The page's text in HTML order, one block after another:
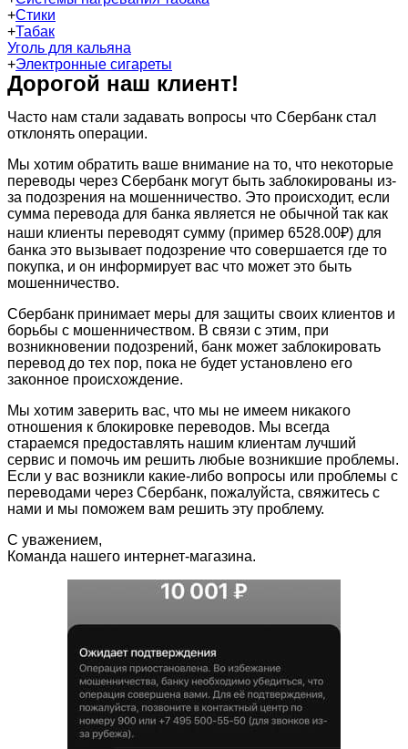
+Стики
+Табак
Уголь для кальяна
+Электронные сигареты
Дорогой наш клиент!
Часто нам стали задавать вопросы что Сбербанк стал
отклонять операции.
Мы хотим обратить ваше внимание на то, что некоторые
переводы через Сбербанк могут быть заблокированы из-
за подозрения на мошенничество. Это происходит, если
сумма перевода для банка является не обычной так как
наши клиенты переводят сумму (пример 6528.00₽) для
банка это вызывает подозрение что совершается где то
покупка, и он информирует вас что может это быть
мошенничество.
Сбербанк принимает меры для защиты своих клиентов и
борьбы с мошенничеством. В связи с этим, при
возникновении подозрений, банк может заблокировать
перевод до тех пор, пока не будет установлено его
законное происхождение.
Мы хотим заверить вас, что мы не имеем никакого
отношения к блокировке переводов. Мы всегда
стараемся предоставлять нашим клиентам лучший
сервис и помочь им решить любые возникшие проблемы.
Если у вас возникли какие-либо вопросы или проблемы с
переводами через Сбербанк, пожалуйста, свяжитесь с
нами и мы поможем вам решить эту проблему.
С уважением,
Команда нашего интернет-магазина.